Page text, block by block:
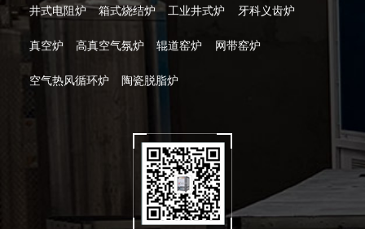
井式电阻炉 箱式烧结炉 工业井式炉 牙科义齿炉
真空炉 高真空气氛炉 辊道窑炉 网带窑炉
空气热风循环炉 陶瓷脱脂炉